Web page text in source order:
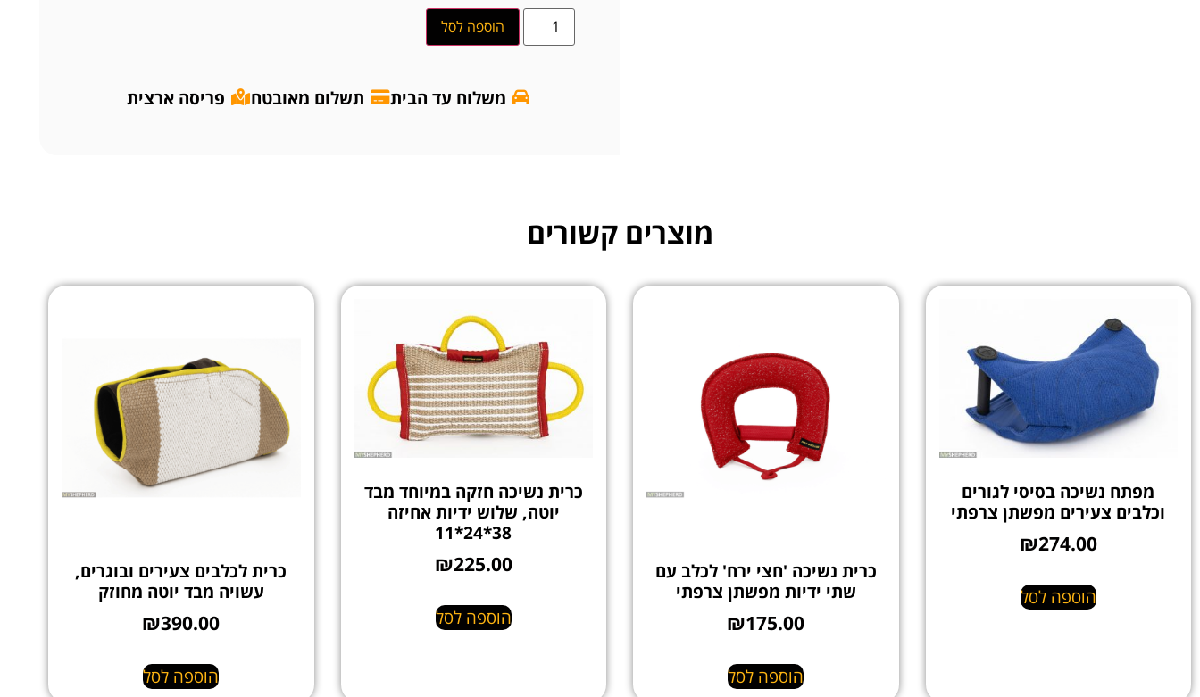
הוספה לסל
משלוח עד הבית תשלום מאובטח פריסה ארצית
מוצרים קשורים
מפתח נשיכה בסיסי לגורים
וכלבים צעירים מפשתן צרפתי
₪274.00
הוספה לסל
כרית נשיכה 'חצי ירח' לכלב עם
שתי ידיות מפשתן צרפתי
₪175.00
הוספה לסל
כרית נשיכה חזקה במיוחד מבד
יוטה, שלוש ידיות אחיזה
38*24*11
₪225.00
הוספה לסל
כרית לכלבים צעירים ובוגרים,
עשויה מבד יוטה מחוזק
₪390.00
הוספה לסל